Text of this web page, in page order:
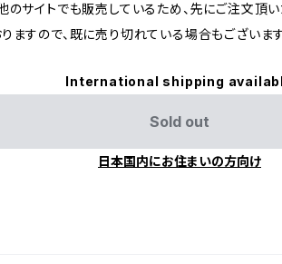
のサイトでも販売しているため、先にご注文頂
りますので、既に売り切れている場合もございます
International shipping
Sold out
日本国内にお住まいの方向け